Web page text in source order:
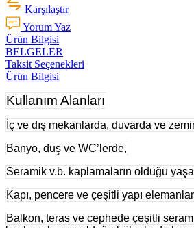
Karşılaştır
Yorum Yaz
Ürün Bilgisi
BELGELER
Taksit Seçenekleri
Ürün Bilgisi
Kullanım Alanları
İç ve dış mekanlarda, duvarda ve
Banyo, duş ve WC’lerde,
Seramik v.b. kaplamaların olduğu
Kapı, pencere ve çeşitli yapı
Balkon, teras ve cephede çeşitli